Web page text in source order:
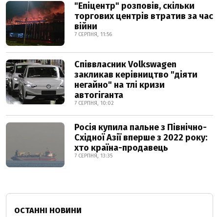
"Епіцентр" розповів, скільки
торгових центрів втратив за час
війни
7 СЕРПНЯ, 11:56
Співвласник Volkswagen
закликав керівництво "діяти
негайно" на тлі кризи
автогіганта
7 СЕРПНЯ, 10:02
Росія купила пальне з Північно-
Східної Азії вперше з 2022 року:
хто країна-продавець
7 СЕРПНЯ, 13:35
ОСТАННІ НОВИНИ